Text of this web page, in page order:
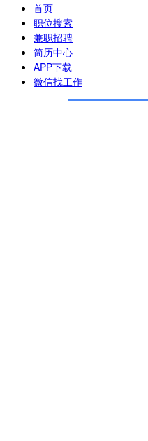
首页
职位搜索
兼职招聘
简历中心
APP下载
微信找工作